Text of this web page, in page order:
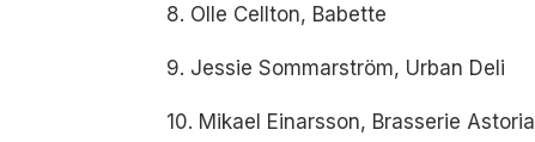
8. Olle Cellton, Babette
9. Jessie Sommarström, Urban Deli
10. Mikael Einarsson, Brasserie Astoria